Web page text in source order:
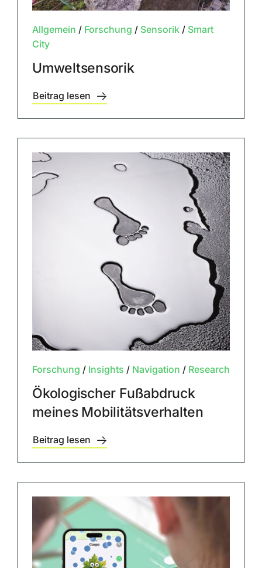
Allgemein / Forschung / Sensorik/ Smart
City
Umweltsensorik
Beitrag lesen
Forschung / Insights / Navigation / Research
Ökologischer Fußabdruck
meines Mobilitätsverhalten
Beitrag lesen